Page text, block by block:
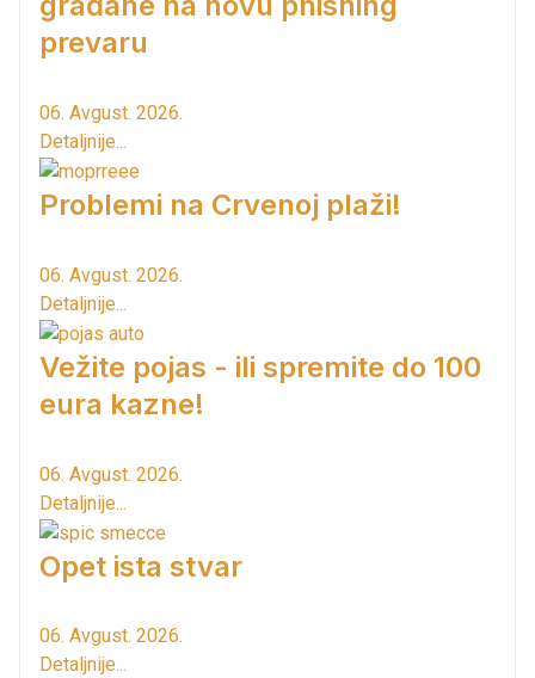
prevaru
06. Avgust. 2026.
Detaljnije...
Problemi na Crvenoj plaži!
06. Avgust. 2026.
Detaljnije...
Vežite pojas - ili spremite do 100
eura kazne!
06. Avgust. 2026.
Detaljnije...
Opet ista stvar
06. Avgust. 2026.
Detaljnije...